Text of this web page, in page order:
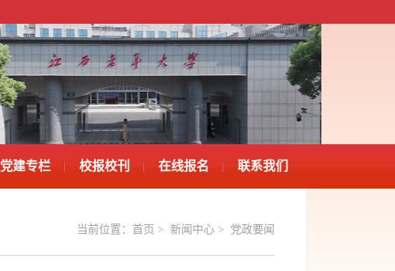
党建专栏 校报校刊 在线报名 联系我们
当前位置： 首页 > 新闻中心 > 党政要闻